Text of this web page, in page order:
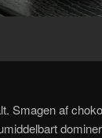
Smagen af